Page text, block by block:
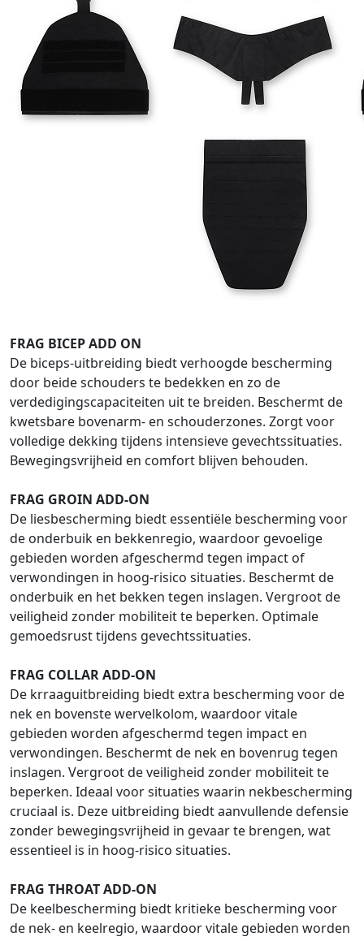
FRAG BICEP ADD ON
De biceps-uitbreiding biedt verhoogde bescherming
door beide schouders te bedekken en zo de
verdedigingscapaciteiten uit te breiden. Beschermt de
kwetsbare bovenarm- en schouderzones. Zorgt voor
volledige dekking tijdens intensieve gevechtssituaties.
Bewegingsvrijheid en comfort blijven behouden.
FRAG GROIN ADD-ON
De liesbescherming biedt essentiële bescherming voor
de onderbuik en bekkenregio, waardoor gevoelige
gebieden worden afgeschermd tegen impact of
verwondingen in hoog-risico situaties. Beschermt de
onderbuik en het bekken tegen inslagen. Vergroot de
veiligheid zonder mobiliteit te beperken. Optimale
gemoedsrust tijdens gevechtssituaties.
FRAG COLLAR ADD-ON
De krraaguitbreiding biedt extra bescherming voor de
nek en bovenste wervelkolom, waardoor vitale
gebieden worden afgeschermd tegen impact en
verwondingen. Beschermt de nek en bovenrug tegen
inslagen. Vergroot de veiligheid zonder mobiliteit te
beperken. Ideaal voor situaties waarin nekbescherming
cruciaal is. Deze uitbreiding biedt aanvullende defensie
zonder bewegingsvrijheid in gevaar te brengen, wat
essentieel is in hoog-risico situaties.
FRAG THROAT ADD-ON
De keelbescherming biedt kritieke bescherming voor
de nek- en keelregio, waardoor vitale gebieden worden